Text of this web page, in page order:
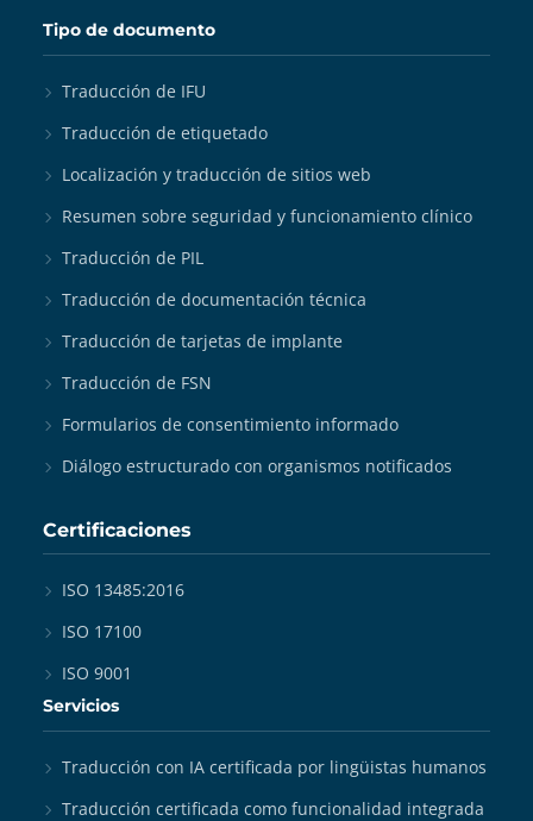
Tipo de documento
Traducción de IFU
Traducción de etiquetado
Localización y traducción de sitios web
Resumen sobre seguridad y funcionamiento clínico
Traducción de PIL
Traducción de documentación técnica
Traducción de tarjetas de implante
Traducción de FSN
Formularios de consentimiento informado
Diálogo estructurado con organismos notificados
Certificaciones
ISO 13485:2016
ISO 17100
ISO 9001
Servicios
Traducción con IA certificada por lingüistas humanos
Traducción certificada como funcionalidad integrada